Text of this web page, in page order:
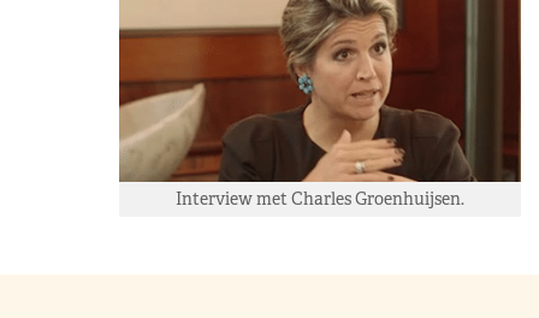
Interview met Charles Groenhuijsen.